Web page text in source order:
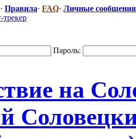
· Правила· FAQ· Личные сообщения
Пароль:
на